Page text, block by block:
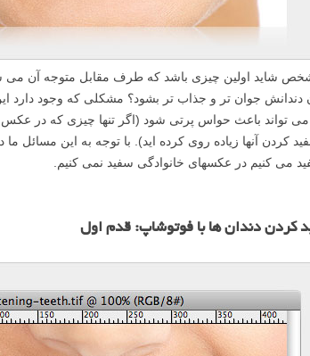
شاید اولین چیزی باشد که طرف مقابل متوجه آن
جوان تر و جذاب تر بشود؟ مشکلی که وجود دارد
می تواند باعث حواس پرتی شود (اگر تنها چیزی که در عکس
کردن آنها زیاده روی کرده اید). با توجه به این مسائل ما
می کنیم در عکسهای خانوادگی سفید نمی کنیم.
کردن دندان ها با فوتوشاپ: قدم اول